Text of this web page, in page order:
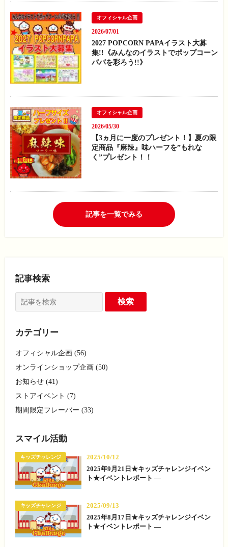
2026/07/01
2027 POPCORN PAPAイラスト大募
集!!《みんなのイラストでポップコーン
パパを彩ろう!!》
オフィシャル企画
2026/05/30
【3ヵ月に一度のプレゼント！】夏の限
定商品『麻辣』味ハーフを”もれな
く”プレゼント！！
オフィシャル企画
記事を一覧でみる
記事検索
カテゴリー
オフィシャル企画 (56)
オンラインショップ企画 (50)
お知らせ (41)
ストアイベント (7)
期間限定フレーバー (33)
スマイル活動
キッズチャレンジ
2025/10/12
2025年9月21日★キッズチャレンジイベン
ト★イベントレポート —
キッズチャレンジ
2025/09/13
2025年8月17日★キッズチャレンジイベン
ト★イベントレポート —